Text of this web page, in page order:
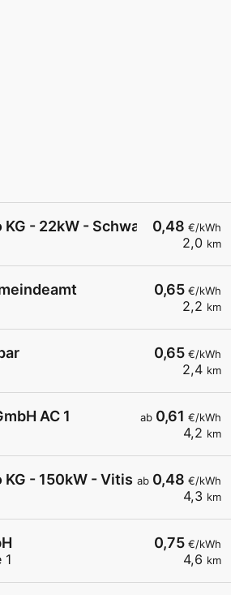
0,48 €/kWh
2,0 km
KG - 22kW - Schwarzenau -
0,65 €/kWh
2,2 km
0,65 €/kWh
2,4 km
ab 0,61 €/kWh
4,2 km
AC 1
ab 0,48 €/kWh
4,3 km
KG - 150kW - Vitis - Holas -
0,75 €/kWh
4,6 km
1